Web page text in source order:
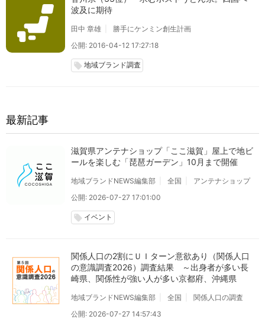
波及に期待
田中 章雄
勝手にケンミン創生計画
公開: 2016-04-12 17:27:18
local_offer 地域ブランド調査
最新記事
滋賀県アンテナショップ「ここ滋賀」屋上で地ビ
ールを楽しむ「琵琶ガーデン」10月まで開催
地域ブランドNEWS編集部 全国
アンテナショップ
公開: 2026-07-27 17:01:00
local_offer イベント
関係人口の2割にＵＩターン意欲あり（関係人口
の意識調査2026）調査結果 ～出身者が多い長
崎県、関係性が強い人が多い京都府、沖縄県
地域ブランドNEWS編集部 全国
関係人口の調査
公開: 2026-07-27 14:57:43